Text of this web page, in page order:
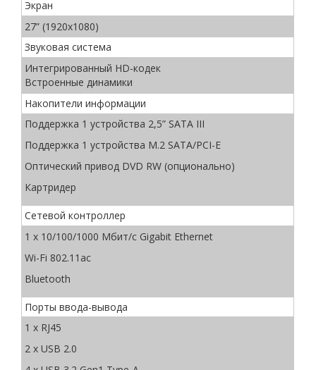
Экран
27” (1920x1080)
Звуковая система
Интегрированный HD-кодек
Встроенные динамики
Накопители информации
Поддержка 1 устройства 2,5” SATA III
Поддержка 1 устройства M.2 SATA/PCI-E
Оптический привод DVD RW (опционально)
Картридер
Сетевой контроллер
1 x 10/100/1000 Мбит/с Gigabit Ethernet
Wi-Fi 802.11ac
Bluetooth
Порты ввода-вывода
1 x RJ45
2 x USB 2.0